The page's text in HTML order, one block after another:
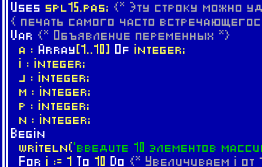
Uses spl15.pas; {* Эту строку можно
{ печать самого часто
Var {* Объявление переменных *}
a : Array [1..10] Of integer;
i : integer;
j : integer;
m : integer;
p : integer;
n : integer;
Begin
writeln('введите 10 элементов
For i := 1 To 10 Do {* Увеличиваем i от